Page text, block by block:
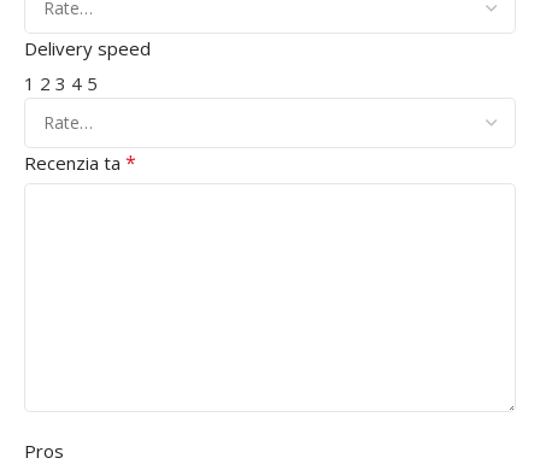
Delivery speed
1 2 3 4 5
Recenzia ta *
Pros